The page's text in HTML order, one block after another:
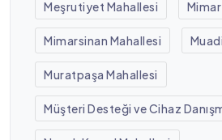
Meşrutiyet Mahallesi
Mimarsinan Mahallesi
Muratpaşa Mahallesi
Müşteri Desteği ve Cihaz